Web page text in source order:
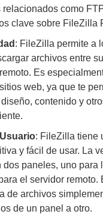
relacionados como
clave sobre FileZilla
: FileZilla permite a
archivos entre
Es
web, ya que te
contenido y
: FileZilla tiene
y fácil de usar. La
dos paneles, uno para
el servidor remoto.
de archivos
de un panel a otro.